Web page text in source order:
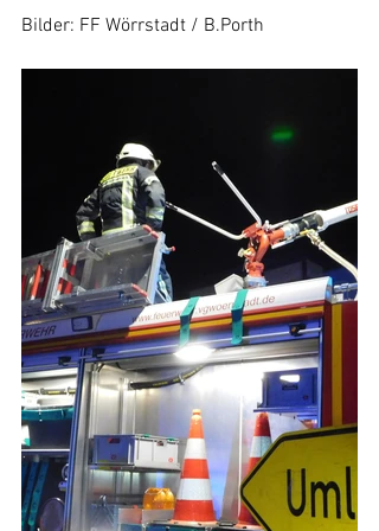
Bilder: FF Wörrstadt / B.Porth